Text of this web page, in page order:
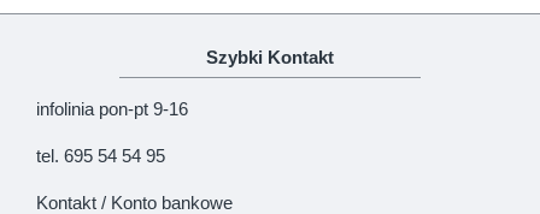
Szybki Kontakt
infolinia pon-pt 9-16
tel. 695 54 54 95
Kontakt / Konto bankowe